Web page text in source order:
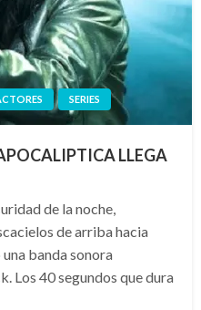
SERIES
LLEGA
de la noche,
de arriba hacia
banda sonora
Los 40 segundos que dura